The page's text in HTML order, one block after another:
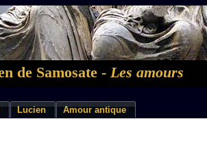
de Samosate - Les amours
Lucien Amour antique